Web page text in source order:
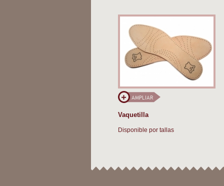
Vaquetilla
Disponible por tallas